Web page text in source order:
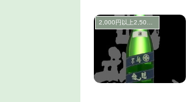
2,000円以上2,500円未満